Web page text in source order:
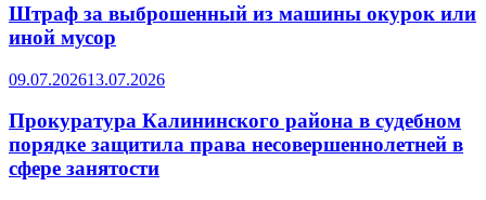
Штраф за выброшенный из машины окурок или
иной мусор
09.07.202613.07.2026
Прокуратура Калининского района в судебном
порядке защитила права несовершеннолетней в
сфере занятости